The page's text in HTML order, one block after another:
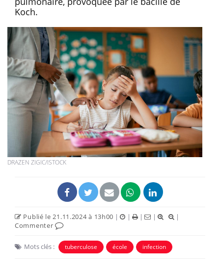
Koch.
DRAZEN ZIGIC/ISTOCK
Publié le 21.11.2024 à 13h00 | | | |
|
Commenter
Mots clés : tuberculose école infection